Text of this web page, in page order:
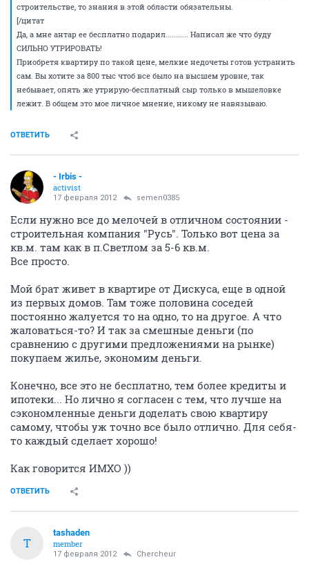
строительстве, то знания в этой области обязательны.
[/цитат
Да, а мне антар ее бесплатно подарил........... Написал же что буду
СИЛЬНО УТРИРОВАТЬ!
Приобретя квартиру по такой цене, мелкие недочеты готов устранить
сам. Вы хотите за 800 тыс чтоб все было на высшем уровне, так
небывает, опять же утрирую-бесплатный сыр только в мышеловке
лежит. В общем это мое личное мнение, никому не навязываю.
ОТВЕТИТЬ
- Irbis -
activist
17 февраля 2012 semen0385
Если нужно все до мелочей в отличном состоянии -
строительная компания "Русь". Только вот цена за
кв.м. там как в п.Светлом за 5-6 кв.м.
Все просто.
Мой брат живет в квартире от Дискуса, еще в одной
из первых домов. Там тоже половина соседей
постоянно жалуется то на одно, то на другое. А что
жаловаться-то? И так за смешные деньги (по
сравнению с другими предложениями на рынке)
покупаем жилье, экономим деньги.
Конечно, все это не бесплатно, тем более кредиты и
ипотеки... Но лично я согласен с тем, что лучше на
сэкономленные деньги доделать свою квартиру
самому, чтобы уж точно все было отлично. Для себя-
то каждый сделает хорошо!
Как говорится ИМХО ))
ОТВЕТИТЬ
T
tashaden
member
17 февраля 2012 Сhercheur